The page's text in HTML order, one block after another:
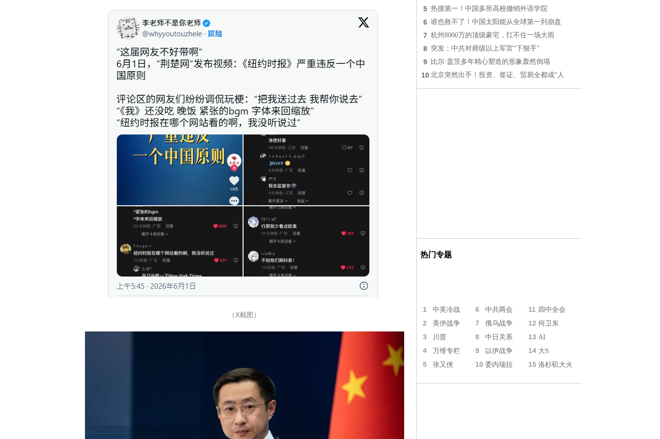
（X截图）
5 热搜第一！中国多所高校撤销外语学院
6 谁也救不了！中国太阳能从全球第一到崩盘
7 杭州8000万的顶级豪宅，扛不住一场大雨
8 突发：中共对师级以上军官“下狠手”
9 比尔·盖茨多年精心塑造的形象轰然倒塌
10 北京突然出手！投资、签证、贸易全都成“人
热门专题
1 中美冷战 6 中共两会 11 四中全会
2 美伊战争 7 俄乌战争 12 何卫东
3 川普 8 中日关系 13 AI
4 万维专栏 9 以伊战争 14 大S
5 张又侠 10 委内瑞拉 15 洛杉矶大火